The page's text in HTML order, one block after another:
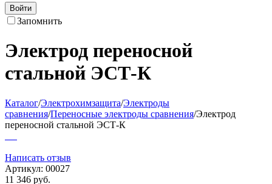
Войти
Запомнить
Электрод переносной
стальной ЭСТ-К
Каталог/Электрохимзащита/Электроды
сравнения/Переносные электроды сравнения/Электрод
переносной стальной ЭСТ-К
Написать отзыв
Артикул: 00027
11 346 руб.